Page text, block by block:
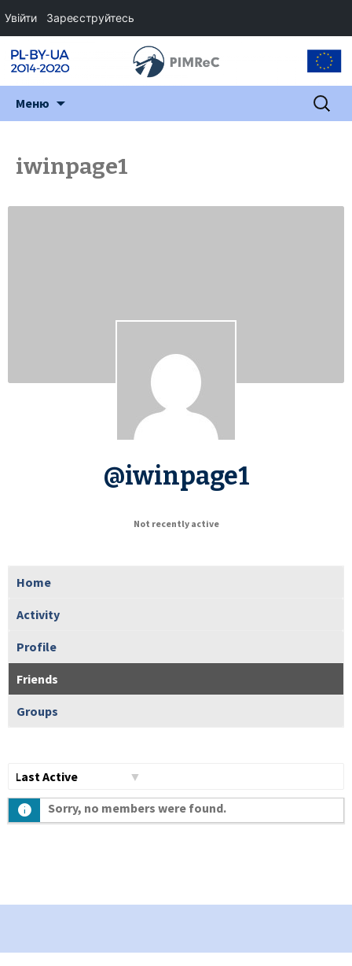
Меню Пошук:
iwinpage1
@iwinpage1
Not recently active
Home
Activity
Profile
Friends
Groups
Sorry, no members were found.
Увійти Зареєструйтесь